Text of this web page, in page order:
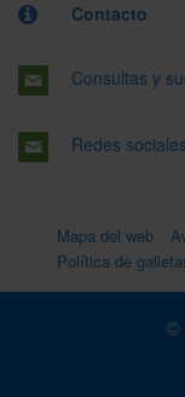
Contacto
Consultas y
Redes sociales
Mapa del web
Política de
©